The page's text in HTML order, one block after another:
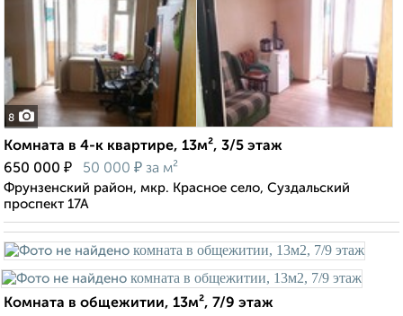
8
Комната в 4-к квартире, 13м², 3/5 этаж
650 000 ₽ 50 000 ₽ за м²
Фрунзенский район, мкр. Красное село, Суздальский
проспект 17А
Комната в общежитии, 13м², 7/9 этаж